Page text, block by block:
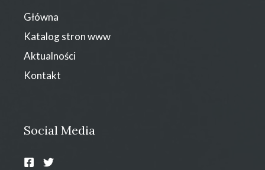
Główna
Katalog stron www
Aktualności
Kontakt
Social Media